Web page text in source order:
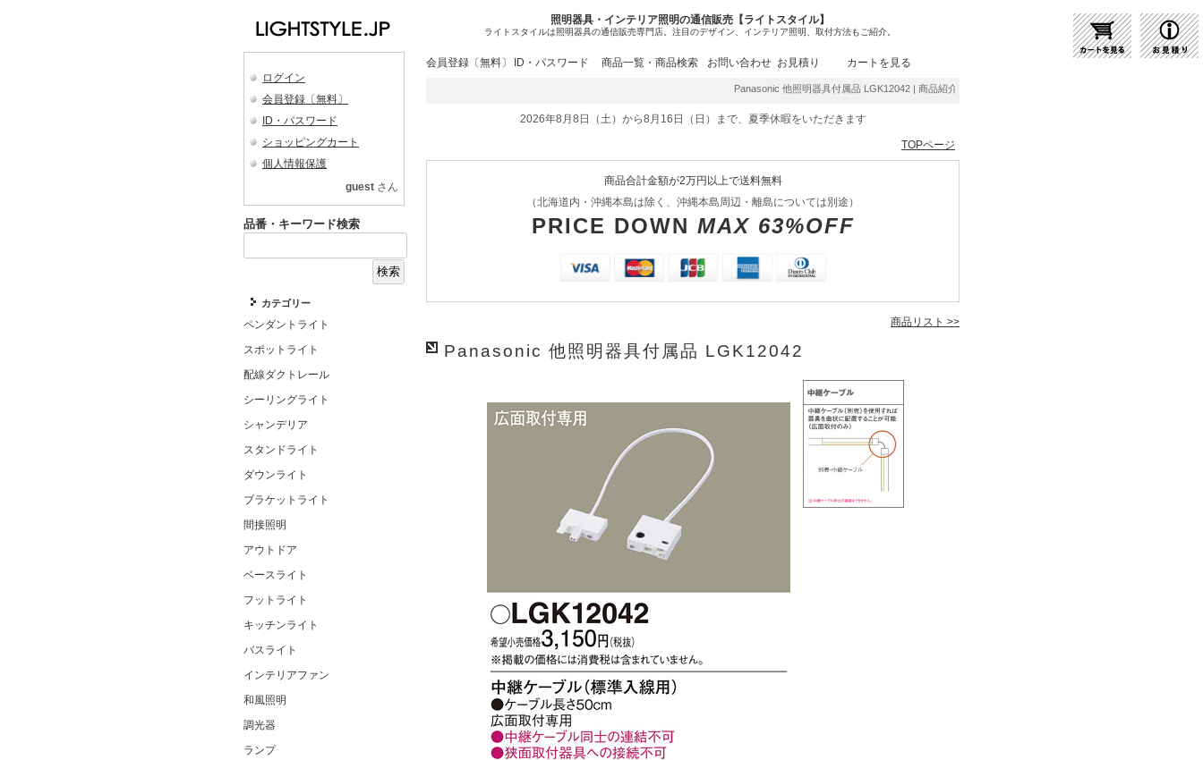
照明器具・インテリア照明の通信販売【ライトスタイル】
ライトスタイルは照明器具の通信販売専門店。注目のデザイン、インテリア照明、取付方法もご紹介。
ログイン
会員登録〔無料〕
ID・パスワード
ショッピングカート
個人情報保護
guest さん
品番・キーワード検索
カテゴリー
ペンダントライト
スポットライト
配線ダクトレール
シーリングライト
シャンデリア
スタンドライト
ダウンライト
ブラケットライト
間接照明
アウトドア
ベースライト
フットライト
キッチンライト
バスライト
インテリアファン
和風照明
調光器
ランプ
会員登録〔無料〕 ID・パスワード 商品一覧・商品検索 お問い合わせ お見積り カートを見る
Panasonic 他照明器具付属品 LGK12042 | 商品紹介 | 照明器具の通販・インテリア照明の通信販売【ライトス
2026年8月8日（土）から8月16日（日）まで、夏季休暇をいただきます
TOPページ
商品合計金額が2万円以上で送料無料
（北海道内・沖縄本島は除く、沖縄本島周辺・離島については別途）
PRICE DOWN MAX 63%OFF
商品リスト >>
Panasonic 他照明器具付属品 LGK12042